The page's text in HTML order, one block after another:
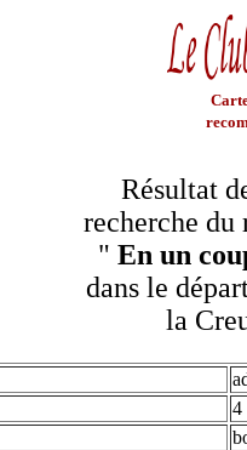
Résultat
recherche du
" En un
dans le
la
4